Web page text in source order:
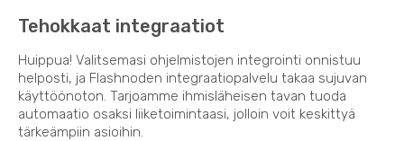
Tehokkaat integraatiot
Huippua! Valitsemasi ohjelmistojen integrointi onnistuu
helposti, ja Flashnoden integraatiopalvelu takaa sujuvan
käyttöönoton. Tarjoamme ihmisläheisen tavan tuoda
automaatio osaksi liiketoimintaasi, jolloin voit keskittyä
tärkeämpiin asioihin.